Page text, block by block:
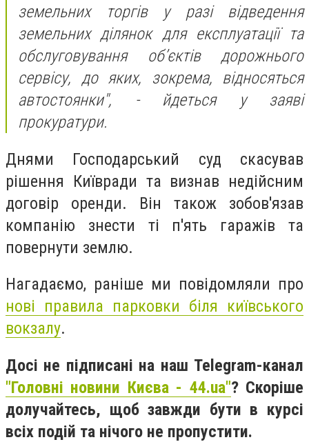
земельних торгів у разі відведення
земельних ділянок для експлуатації та
обслуговування об’єктів дорожнього
сервісу, до яких, зокрема, відносяться
автостоянки", - йдеться у заяві
прокуратури.
Днями Господарський суд скасував
рішення Київради та визнав недійсним
договір оренди. Він також зобов'язав
компанію знести ті п'ять гаражів та
повернути землю.
Нагадаємо, раніше ми повідомляли про
нові правила парковки біля київського
вокзалу.
Досі не підписані на наш Telegram-канал
"Головні новини Києва - 44.ua"? Скоріше
долучайтесь, щоб завжди бути в курсі
всіх подій та нічого не пропустити.